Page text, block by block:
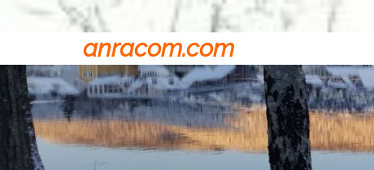
anracom.com